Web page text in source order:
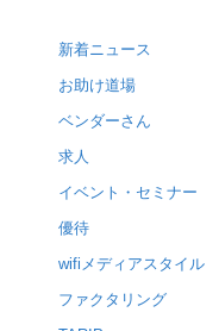
新着ニュース
お助け道場
ベンダーさん
求人
イベント・セミナー
優待
wifiメディアスタイル
ファクタリング